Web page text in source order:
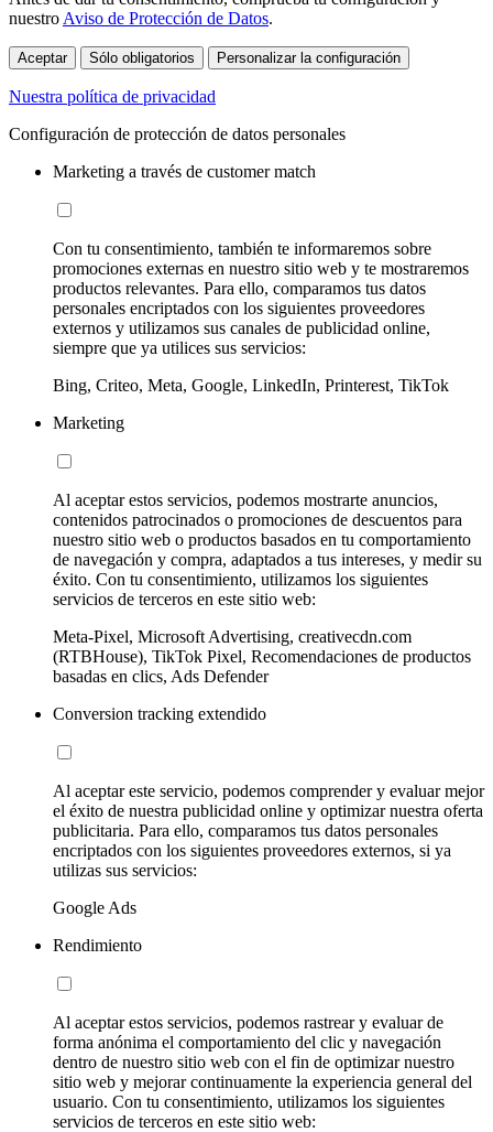
nuestro Aviso de Protección de Datos.
Aceptar Sólo obligatorios Personalizar la configuración
Nuestra política de privacidad
Configuración de protección de datos personales
Marketing a través de customer match
Con tu consentimiento, también te informaremos sobre
promociones externas en nuestro sitio web y te mostraremos
productos relevantes. Para ello, comparamos tus datos
personales encriptados con los siguientes proveedores
externos y utilizamos sus canales de publicidad online,
siempre que ya utilices sus servicios:
Bing, Criteo, Meta, Google, LinkedIn, Printerest, TikTok
Marketing
Al aceptar estos servicios, podemos mostrarte anuncios,
contenidos patrocinados o promociones de descuentos para
nuestro sitio web o productos basados en tu comportamiento
de navegación y compra, adaptados a tus intereses, y medir su
éxito. Con tu consentimiento, utilizamos los siguientes
servicios de terceros en este sitio web:
Meta-Pixel, Microsoft Advertising, creativecdn.com
(RTBHouse), TikTok Pixel, Recomendaciones de productos
basadas en clics, Ads Defender
Conversion tracking extendido
Al aceptar este servicio, podemos comprender y evaluar mejor
el éxito de nuestra publicidad online y optimizar nuestra oferta
publicitaria. Para ello, comparamos tus datos personales
encriptados con los siguientes proveedores externos, si ya
utilizas sus servicios:
Google Ads
Rendimiento
Al aceptar estos servicios, podemos rastrear y evaluar de
forma anónima el comportamiento del clic y navegación
dentro de nuestro sitio web con el fin de optimizar nuestro
sitio web y mejorar continuamente la experiencia general del
usuario. Con tu consentimiento, utilizamos los siguientes
servicios de terceros en este sitio web: